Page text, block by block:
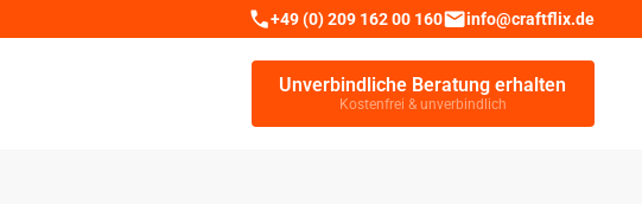
+49 (0) 209 162 00 160 info@craftflix.de
Unverbindliche Beratung erhalten
Kostenfrei & unverbindlich